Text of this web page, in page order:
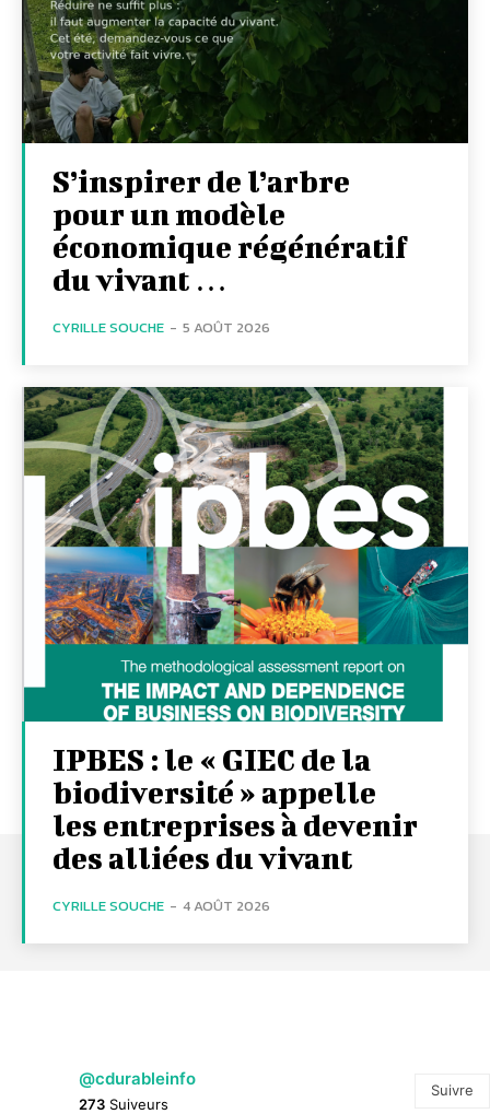
S’inspirer de l’arbre
pour un modèle
économique régénératif
du vivant …
CYRILLE SOUCHE - 5 AOÛT 2026
IPBES : le « GIEC de la
biodiversité » appelle
les entreprises à devenir
des alliées du vivant
CYRILLE SOUCHE - 4 AOÛT 2026
@cdurableinfo
273 Suiveurs
Suivre